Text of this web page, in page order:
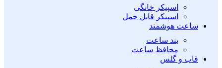
اسپیکر خانگی
اسپیکر قابل حمل
ساعت هوشمند
بند ساعت
محافظ ساعت
قاب و گلس